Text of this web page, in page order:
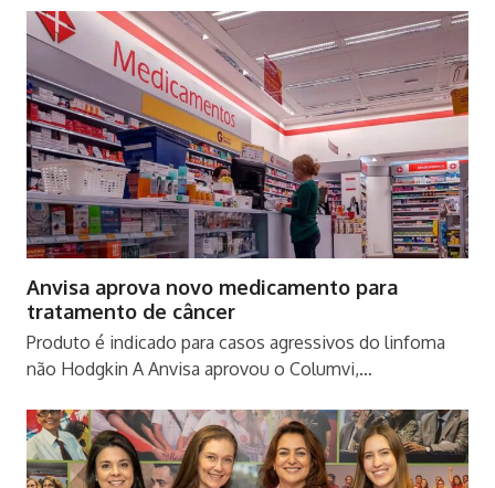
Anvisa aprova novo medicamento para
tratamento de câncer
Produto é indicado para casos agressivos do linfoma
não Hodgkin A Anvisa aprovou o Columvi,…